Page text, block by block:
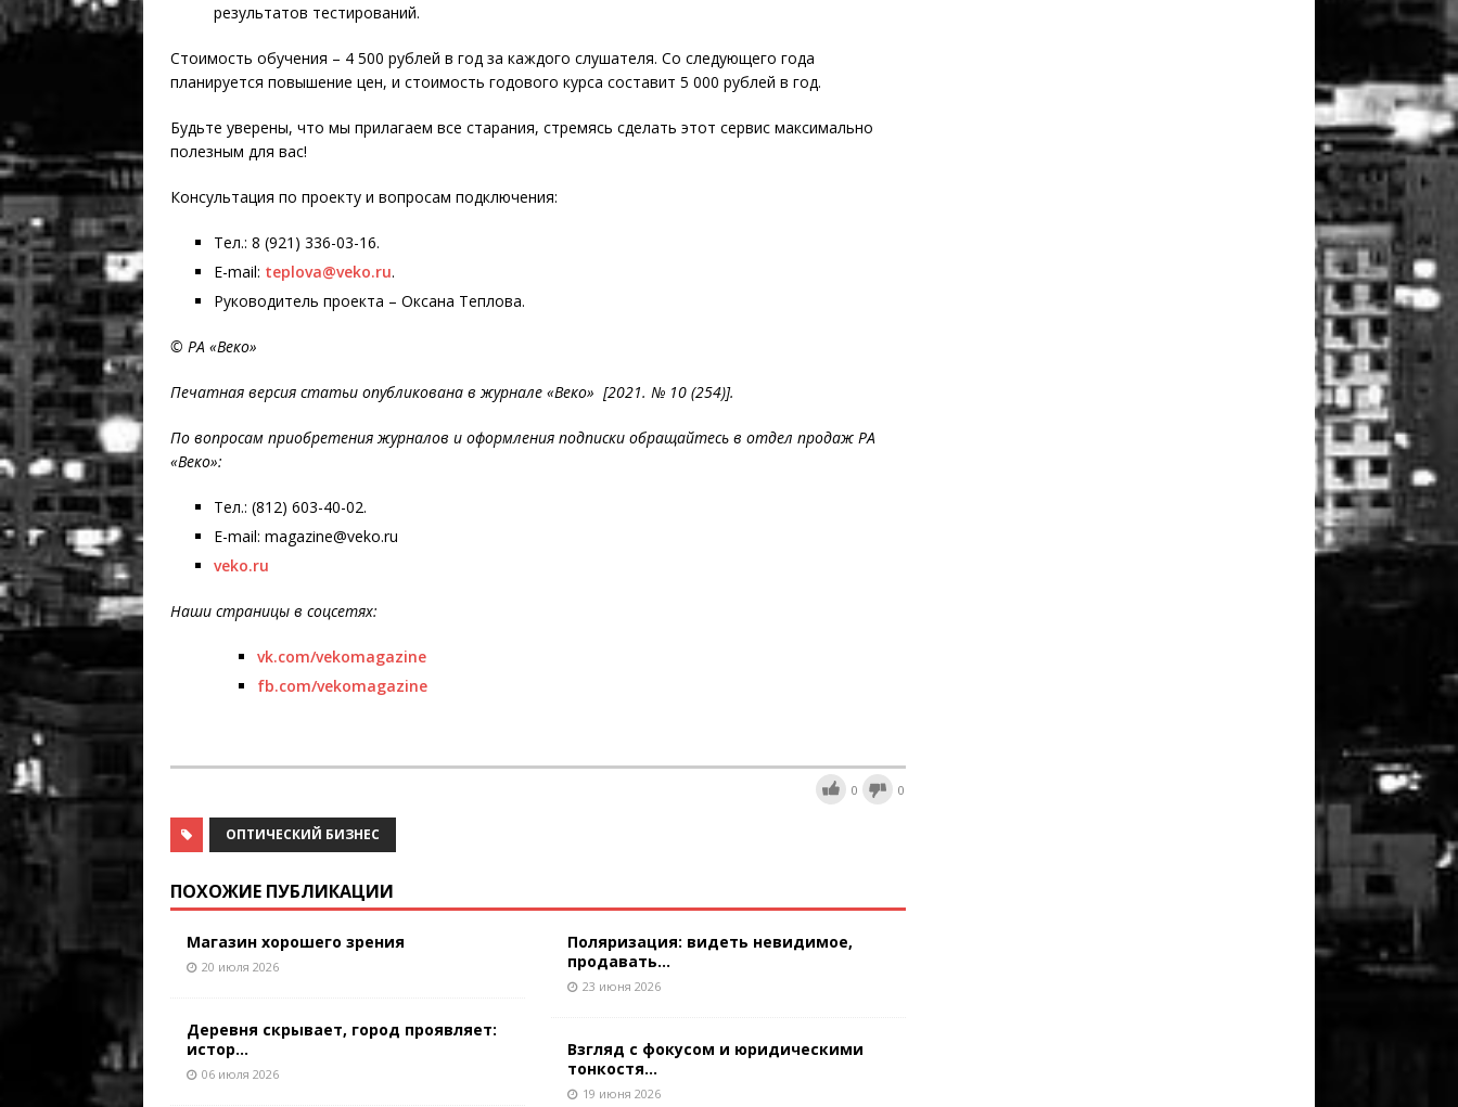
результатов тестирований.
Стоимость обучения – 4 500 рублей в год за каждого слушателя. Со следующего года
планируется повышение цен, и стоимость годового курса составит 5 000 рублей в год.
Будьте уверены, что мы прилагаем все старания, стремясь сделать этот сервис максимально
полезным для вас!
Консультация по проекту и вопросам подключения:
Тел.: 8 (921) 336-03-16.
E-mail: teplova@veko.ru.
Руководитель проекта – Оксана Теплова.
© РА «Веко»
Печатная версия статьи опубликована в журнале «Веко» [2021. № 10 (254)].
По вопросам приобретения журналов и оформления подписки обращайтесь в отдел продаж РА
«Веко»:
Тел.: (812) 603-40-02.
E-mail: magazine@veko.ru
veko.ru
Наши страницы в соцсетях:
vk.com/vekomagazine
fb.com/vekomagazine
0 0
ОПТИЧЕСКИЙ БИЗНЕС
ПОХОЖИЕ ПУБЛИКАЦИИ
Магазин хорошего зрения
20 июля 2026
Деревня скрывает, город проявляет:
истор...
06 июля 2026
Поляризация: видеть невидимое,
продавать...
23 июня 2026
Взгляд с фокусом и юридическими
тонкостя...
19 июня 2026